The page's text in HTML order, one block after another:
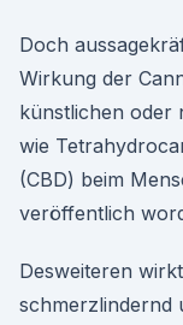
Doch
Wirkung der
künstlichen oder
wie
(CBD) beim
veröffentlich
Desweiteren
schmerzlindernd